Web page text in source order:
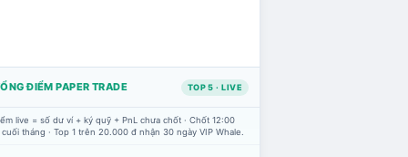
ĐIỂM PAPER TRADE TOP 5 · LIVE
live = số dư ví + ký quỹ + PnL chưa chốt · Chốt 12:00
tháng · Top 1 trên 20.000 đ nhận 30 ngày VIP Whale.